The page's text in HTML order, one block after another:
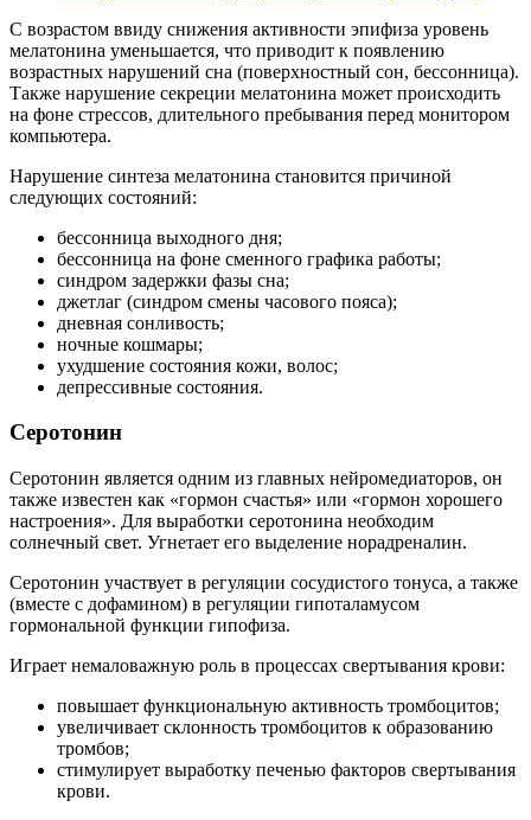
С возрастом ввиду снижения активности эпифиза уровень
мелатонина уменьшается, что приводит к появлению
возрастных нарушений сна (поверхностный сон, бессонница).
Также нарушение секреции мелатонина может происходить
на фоне стрессов, длительного пребывания перед монитором
компьютера.
Нарушение синтеза мелатонина становится причиной
следующих состояний:
бессонница выходного дня;
бессонница на фоне сменного графика работы;
синдром задержки фазы сна;
джетлаг (синдром смены часового пояса);
дневная сонливость;
ночные кошмары;
ухудшение состояния кожи, волос;
депрессивные состояния.
Серотонин
Серотонин является одним из главных нейромедиаторов, он
также известен как «гормон счастья» или «гормон хорошего
настроения». Для выработки серотонина необходим
солнечный свет. Угнетает его выделение норадреналин.
Серотонин участвует в регуляции сосудистого тонуса, а также
(вместе с дофамином) в регуляции гипоталамусом
гормональной функции гипофиза.
Играет немаловажную роль в процессах свертывания крови:
повышает функциональную активность тромбоцитов;
увеличивает склонность тромбоцитов к образованию
тромбов;
стимулирует выработку печенью факторов свертывания
крови.